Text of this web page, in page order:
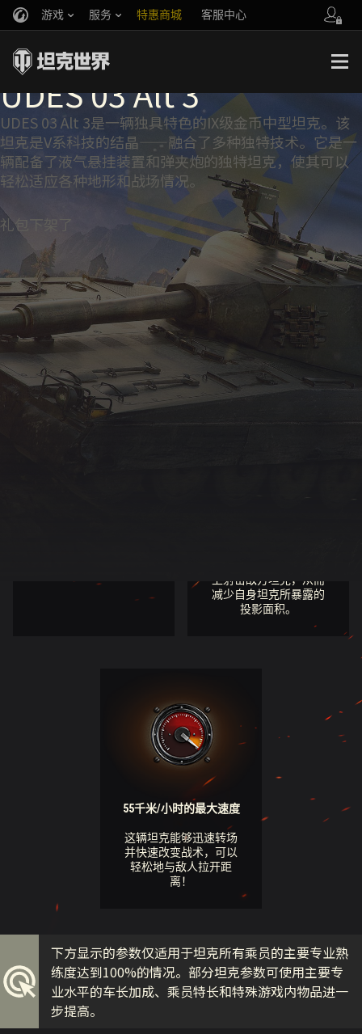
游戏 服务 特惠商城 客服中心
你好，吾久
万圣节
《以战止战》
官方自媒体
液气悬挂装置大师：
UDES 03 Alt 3
UDES 03 Alt 3是一辆独具特色的IX级金币中型坦克。该
坦克是V系科技的结晶——融合了多种独特技术。它是一
辆配备了液气悬挂装置和弹夹炮的独特坦克，使其可以
轻松适应各种地形和战场情况。
礼包下架了
快来了解UDES 03 Alt 3
凭借出色的火炮俯角和3连发弹夹炮的爆发输出，UDES 03 Alt 3
可以在战斗中轻松地占据主导地位。
上射击敌方坦克，从而
减少自身坦克所暴露的
投影面积。
55千米/小时的最大速度
这辆坦克能够迅速转场
并快速改变战术，可以
轻松地与敌人拉开距
离！
下方显示的参数仅适用于坦克所有乘员的主要专业熟
练度达到100%的情况。部分坦克参数可使用主要专
业水平的车长加成、乘员特长和特殊游戏内物品进一
步提高。